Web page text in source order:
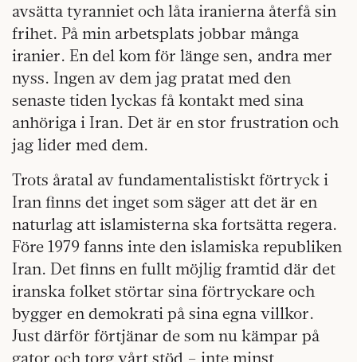
avsätta tyranniet och låta iranierna återfå sin
frihet. På min arbetsplats jobbar många
iranier. En del kom för länge sen, andra mer
nyss. Ingen av dem jag pratat med den
senaste tiden lyckas få kontakt med sina
anhöriga i Iran. Det är en stor frustration och
jag lider med dem.
Trots åratal av fundamentalistiskt förtryck i
Iran finns det inget som säger att det är en
naturlag att islamisterna ska fortsätta regera.
Före 1979 fanns inte den islamiska republiken
Iran. Det finns en fullt möjlig framtid där det
iranska folket störtar sina förtryckare och
bygger en demokrati på sina egna villkor.
Just därför förtjänar de som nu kämpar på
gator och torg vårt stöd – inte minst